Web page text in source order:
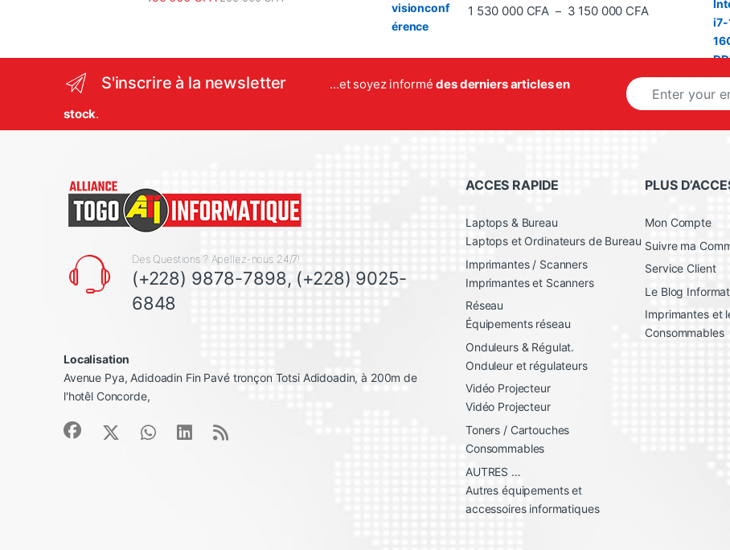
1 530 000 CFA – 3 150 000 CFAPlage de prix :
S'inscrire à la newsletter ...et soyez informédes derniers articles en
stock.
E
m
i
Des Questions ? Apellez-nous 24/7!
(+228) 9878-7898, (+228) 9025-
6848
Localisation
Avenue Pya, Adidoadin Fin Pavé tronçon Totsi Adidoadin, à 200m de
l'hotêl Concorde,
ACCES RAPIDE
Laptops & Bureau
Laptops et Ordinateurs de Bureau
Imprimantes / Scanners
Imprimantes et Scanners
Réseau
Équipements réseau
Onduleurs & Régulat.
Onduleur et régulateurs
Vidéo Projecteur
Vidéo Projecteur
Toners / Cartouches
Consommables
AUTRES …
Autres équipements et
accessoires informatiques
PLUS
Mon Compte
Suivre ma
Service Client
Le Blog
Imprimantes et
Consommables